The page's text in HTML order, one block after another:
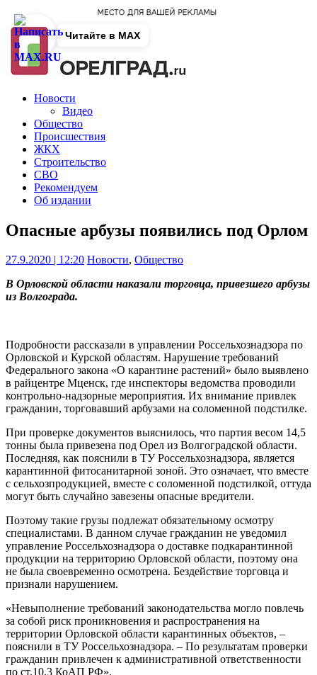
Новости
Видео
Общество
Происшествия
ЖКХ
Строительство
СВО
Рекомендуем
Об издании
Опасные арбузы появились под Орлом
27.9.2020 | 12:20 Новости, Общество
В Орловской области наказали торговца, привезшего арбузы
из Волгограда.
Подробности рассказали в управлении Россельхознадзора по
Орловской и Курской областям. Нарушение требований
Федерального закона «О карантине растений» было выявлено
в райцентре Мценск, где инспекторы ведомства проводили
контрольно-надзорные мероприятия. Их внимание привлек
гражданин, торговавший арбузами на соломенной подстилке.
При проверке документов выяснилось, что партия весом 14,5
тонны была привезена под Орел из Волгоградской области.
Последняя, как пояснили в ТУ Россельхознадзора, является
карантинной фитосанитарной зоной. Это означает, что вместе
с сельхозпродукцией, вместе с соломенной подстилкой, оттуда
могут быть случайно завезены опасные вредители.
Поэтому такие грузы подлежат обязательному осмотру
специалистами. В данном случае гражданин не уведомил
управление Россельхознадзора о доставке подкарантинной
продукции на территорию Орловской области, поэтому она
не была своевременно осмотрена. Бездействие торговца и
признали нарушением.
«Невыполнение требований законодательства могло повлечь
за собой риск проникновения и распространения на
территории Орловской области карантинных объектов, –
пояснили в ТУ Россельхознадзора. – По результатам проверки
гражданин привлечен к административной ответственности
по ст.10.3 КоАП РФ».
Читайте в MAX